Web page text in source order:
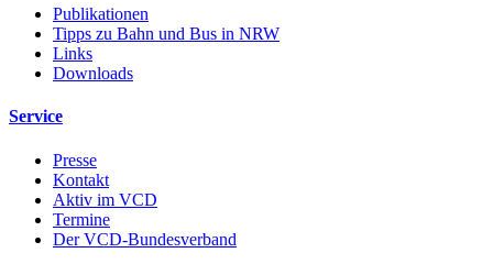
Publikationen
Tipps zu Bahn und Bus in NRW
Links
Downloads
Service
Presse
Kontakt
Aktiv im VCD
Termine
Der VCD-Bundesverband